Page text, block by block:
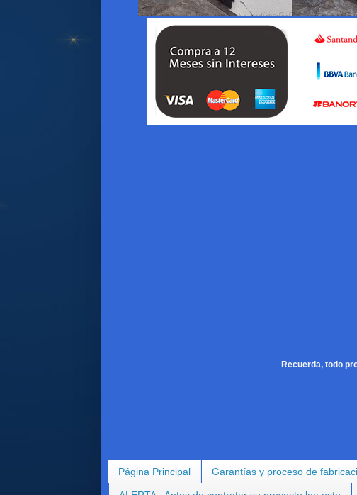
Recuerda, todo
Página Principal Garantías y proceso de